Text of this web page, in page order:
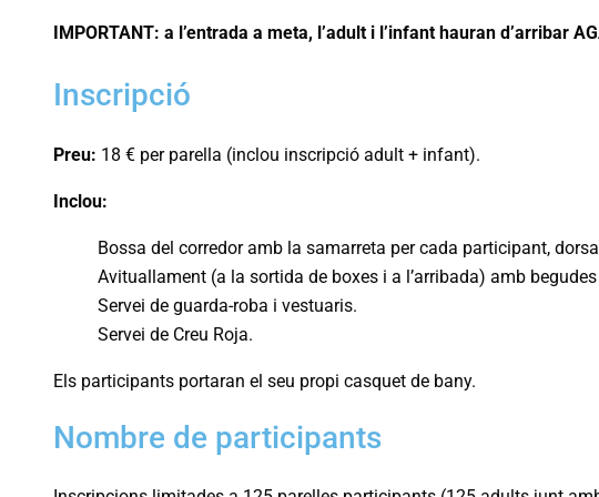
IMPORTANT: a l’entrada a meta, l’adult i l’infant hauran d’arribar
Inscripció
Preu: 18 € per parella (inclou inscripció adult + infant).
Inclou:
Bossa del corredor amb la samarreta per cada participant,
Avituallament (a la sortida de boxes i a l’arribada) amb
Servei de guarda-roba i vestuaris.
Servei de Creu Roja.
Els participants portaran el seu propi casquet de bany.
Nombre de participants